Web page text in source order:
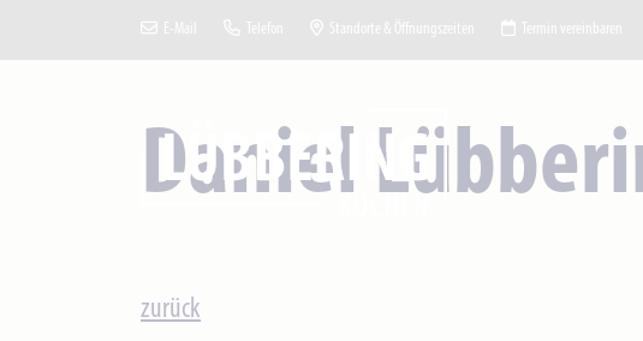
E-Mail Telefon Standorte & Öffnungszeiten Termin vereinbaren
Daniel
zurück